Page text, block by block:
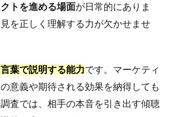
トを進める場面が日常的にありま
を正しく理解する力が欠かせませ
葉で説明する能力です。マーケティ
意義や期待される効果を納得しても
査では、相手の本音を引き出す傾聴